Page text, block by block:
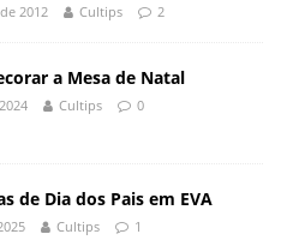
2012 Cultips 2
a Mesa de Natal
Cultips 0
de Dia dos Pais em EVA
Cultips 1